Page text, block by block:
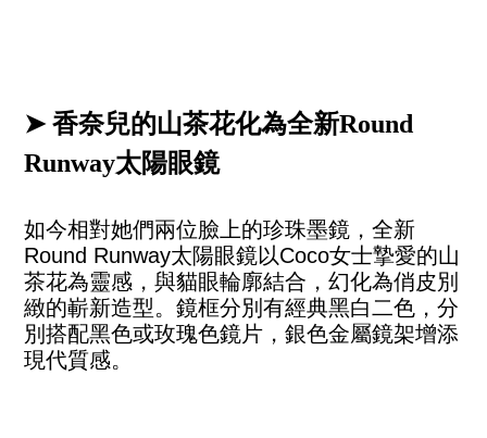
➤ 香奈兒的山茶花化為全新Round
Runway太陽眼鏡
如今相對她們兩位臉上的珍珠墨鏡，全新
Round Runway太陽眼鏡以Coco女士摯愛的山
茶花為靈感，與貓眼輪廓結合，幻化為俏皮別
緻的嶄新造型。鏡框分別有經典黑白二色，分
別搭配黑色或玫瑰色鏡片，銀色金屬鏡架增添
現代質感。